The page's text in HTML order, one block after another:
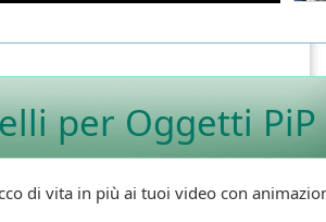
per Oggetti PiP
di vita in più ai tuoi video con